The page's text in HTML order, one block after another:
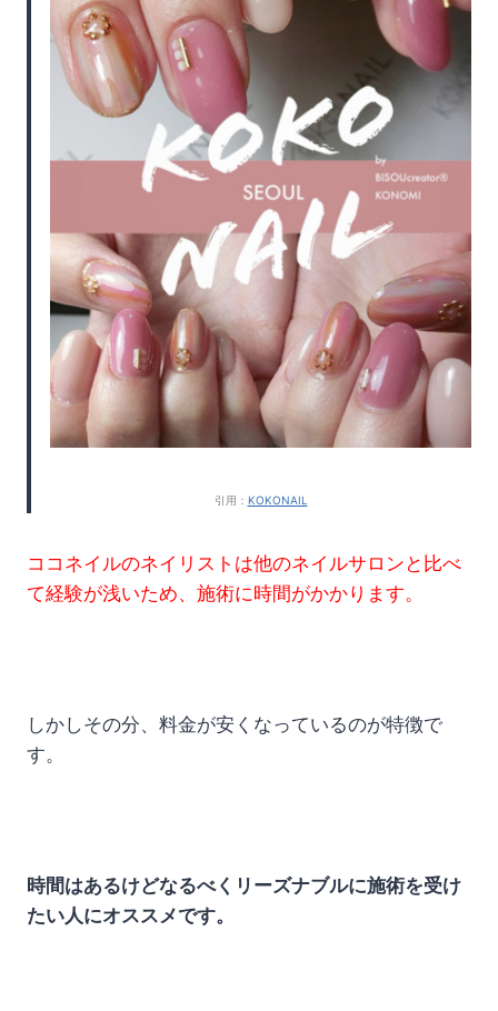
引用： KOKONAIL
ココネイルのネイリストは他のネイルサロンと比べ
て経験が浅いため、施術に時間がかかります。
しかしその分、料金が安くなっているのが特徴で
す。
時間はあるけどなるべくリーズナブルに施術を受け
たい人にオススメです。